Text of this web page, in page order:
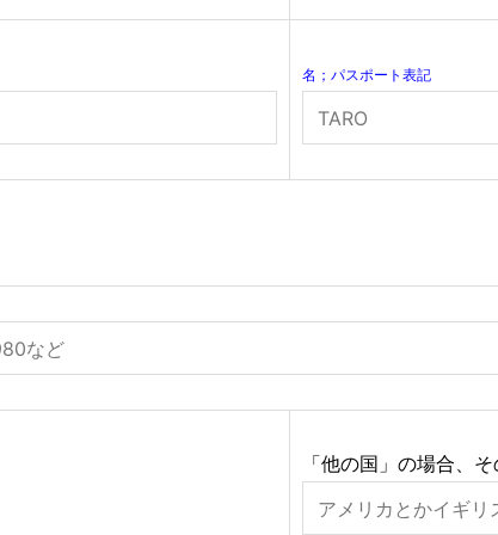
名；パスポート表記
「他の国」の場合、